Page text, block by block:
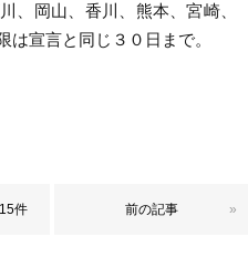
、岡山、香川、熊本、宮崎、
は宣言と同じ３０日まで。
件 前の記事 »